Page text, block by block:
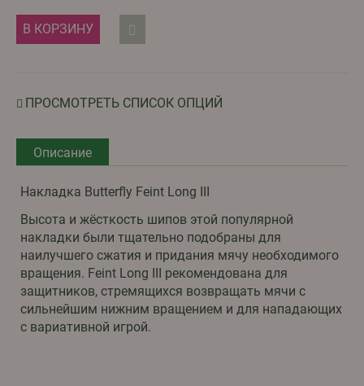
В КОРЗИНУ
ПРОСМОТРЕТЬ СПИСОК ОПЦИЙ
Описание
Накладка Butterfly Feint Long III
Высота и жёсткость шипов этой популярной
накладки были тщательно подобраны для
наилучшего сжатия и придания мячу необходимого
вращения. Feint Long III рекомендована для
защитников, стремящихся возвращать мячи с
сильнейшим нижним вращением и для нападающих
с вариативной игрой.